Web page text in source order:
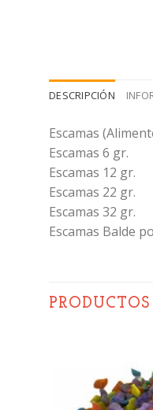
DESCRIPCIÓN
Escamas
Escamas 6 gr.
Escamas 12 gr.
Escamas 22 gr.
Escamas 32 gr.
Escamas Balde